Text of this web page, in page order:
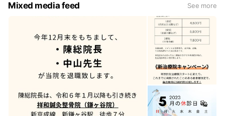
Mixed media feed See more